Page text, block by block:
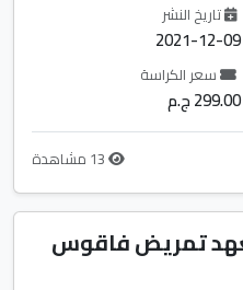
تاريخ النشر
2021-12-09
سعر الكراسة
299.00 ج.م
تمريض فاقوس